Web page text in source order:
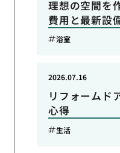
理想の空間を
費用と最新設
浴室
リフォームド
心得
2026.07.16
生活